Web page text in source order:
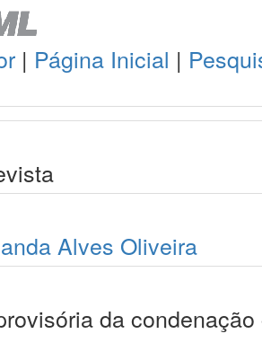
| Página Inicial |
Alves Oliveira
da